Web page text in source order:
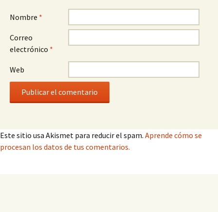
Nombre *
Correo
electrónico *
Web
Este sitio usa Akismet para reducir el spam. Aprende cómo se
procesan los datos de tus comentarios.